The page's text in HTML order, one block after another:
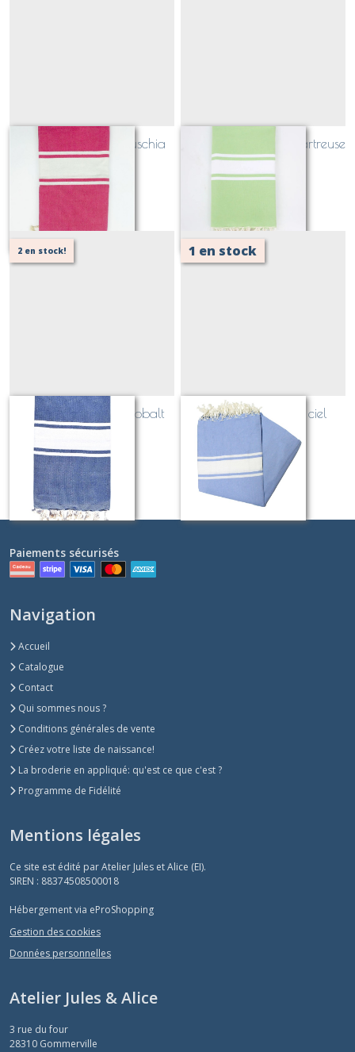
fouta couleur rose fuschia
Sur demande
fouta couleur vert chartreuse
clair
2 en stock!
fouta couleur bleu cobalt
Sur demande
1 en stock
fouta couleur bleu ciel
Sur demande
Paiements sécurisés
Navigation
Accueil
Catalogue
Contact
Qui sommes nous ?
Conditions générales de vente
Créez votre liste de naissance!
La broderie en appliqué: qu'est ce que c'est ?
Programme de Fidélité
Mentions légales
Ce site est édité par Atelier Jules et Alice (EI).
SIREN : 88374508500018
Hébergement via eProShopping
Gestion des cookies
Données personnelles
Atelier Jules & Alice
3 rue du four
28310 Gommerville